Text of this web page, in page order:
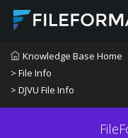
Knowledge Base Home
> File Info
> DJVU File Info